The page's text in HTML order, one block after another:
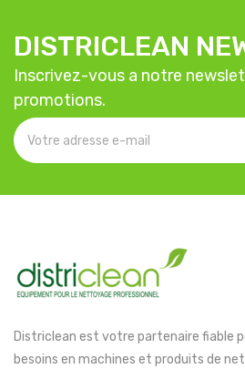
DISTRICLEAN
Inscrivez-vous a notre
promotions.
Districlean est votre partenaire fiable
besoins en machines et produits de